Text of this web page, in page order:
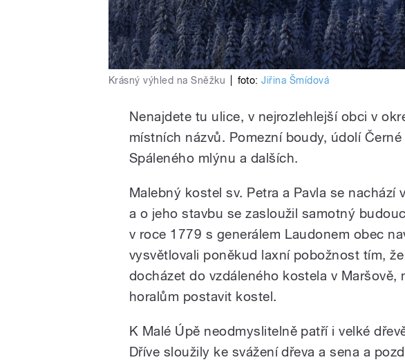
Krásný výhled na Sněžku foto:Jiřina Šmídová
Nenajdete tu ulice, v nejrozlehlejší obci v
místních názvů. Pomezní boudy, údolí
Spáleného mlýnu a dalších.
Malebný kostel sv. Petra a Pavla se
a o jeho stavbu se zasloužil samotný
v roce 1779 s generálem Laudonem obec
vysvětlovali poněkud laxní pobožnost tím,
docházet do vzdáleného kostela v Maršově,
horalům postavit kostel.
K Malé Úpě neodmyslitelně patří i velké
Dříve sloužily ke svážení dřeva a sena a